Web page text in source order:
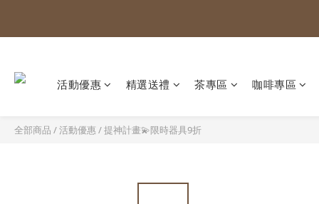
活動優惠 精選送禮 茶專區 咖啡專區
全部商品 /活動優惠 /提神計畫💫限時器具9折